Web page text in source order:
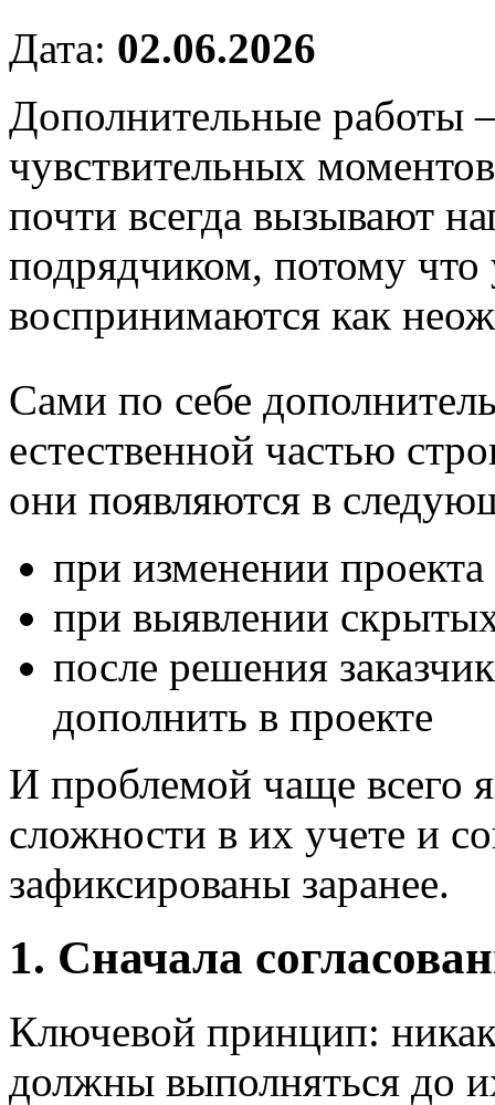
Дата: 02.06.2026
Дополнительные работы
чувствительных
почти всегда вызывают
подрядчиком, потому что
воспринимаются как
Сами по себе
естественной частью
они появляются в
при изменении проекта
при выявлении
после решения
дополнить в проекте
И проблемой чаще всего
сложности в их учете и
зафиксированы заранее.
1. Сначала
Ключевой принцип:
должны выполняться до